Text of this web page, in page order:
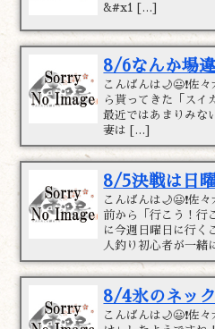
&#x1 […]
8/6なんか場
こんばんは🌙😃❗佐
ら貰ってきた「スイ
最近ではあまりみな
妻は […]
8/5決戦は日
こんばんは🌙😃❗佐
前から「行こう！行
に今週日曜日に行く
人釣り初心者が一緒
8/4氷のネッ
こんばんは🌙😃❗佐